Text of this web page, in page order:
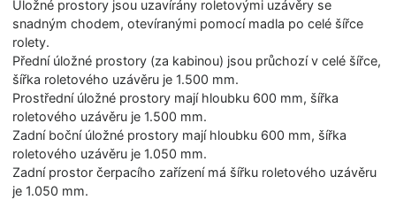
Úložné prostory jsou uzavírány roletovými uzávěry se
snadným chodem, otevíranými pomocí madla po celé šířce
rolety.
Přední úložné prostory (za kabinou) jsou průchozí v celé šířce,
šířka roletového uzávěru je 1.500 mm.
Prostřední úložné prostory mají hloubku 600 mm, šířka
roletového uzávěru je 1.500 mm.
Zadní boční úložné prostory mají hloubku 600 mm, šířka
roletového uzávěru je 1.050 mm.
Zadní prostor čerpacího zařízení má šířku roletového uzávěru
je 1.050 mm.